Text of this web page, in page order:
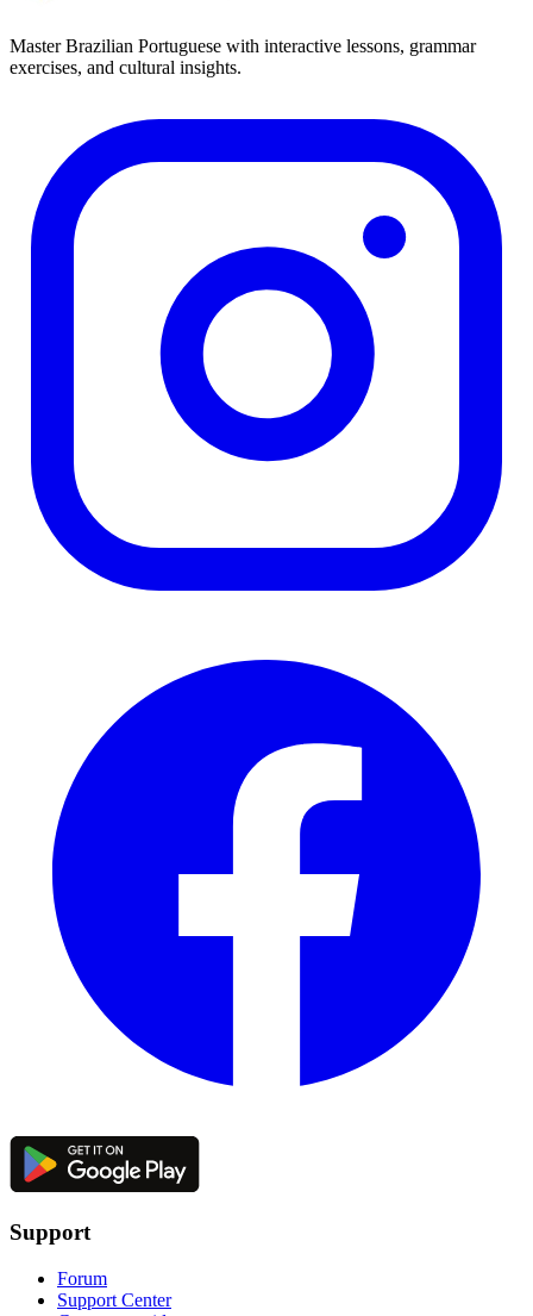
Master Brazilian Portuguese with interactive lessons, grammar
exercises, and cultural insights.
Support
Forum
Support Center